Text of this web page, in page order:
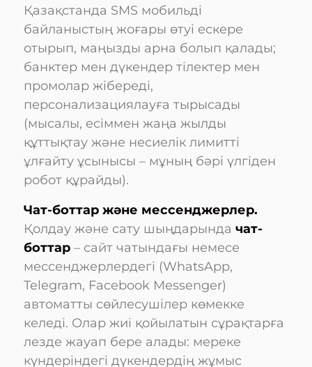
Қазақстанда SMS мобильді
байланыстың жоғары өтуі ескере
отырып, маңызды арна болып қалады;
банктер мен дүкендер тілектер мен
промолар жібереді,
персонализациялауға тырысады
(мысалы, есіммен жаңа жылды
құттықтау және несиелік лимитті
ұлғайту ұсынысы – мұның бәрі үлгіден
робот құрайды).
Чат-боттар және мессенджерлер.
Қолдау және сату шыңдарында чат-
боттар – сайт чатындағы немесе
мессенджерлердегі (WhatsApp,
Telegram, Facebook Messenger)
автоматты сөйлесушілер көмекке
келеді. Олар жиі қойылатын сұрақтарға
лезде жауап бере алады: мереке
күндеріндегі дүкендердің жұмыс